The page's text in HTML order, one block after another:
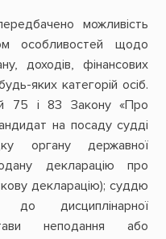
можливість
особливостей щодо
доходів, фінансових
яких категорій осіб.
75 і 83 Закону «Про
на посаду судді
органу державної
декларацію про
декларацію); суддю
дисциплінарної
неподання або